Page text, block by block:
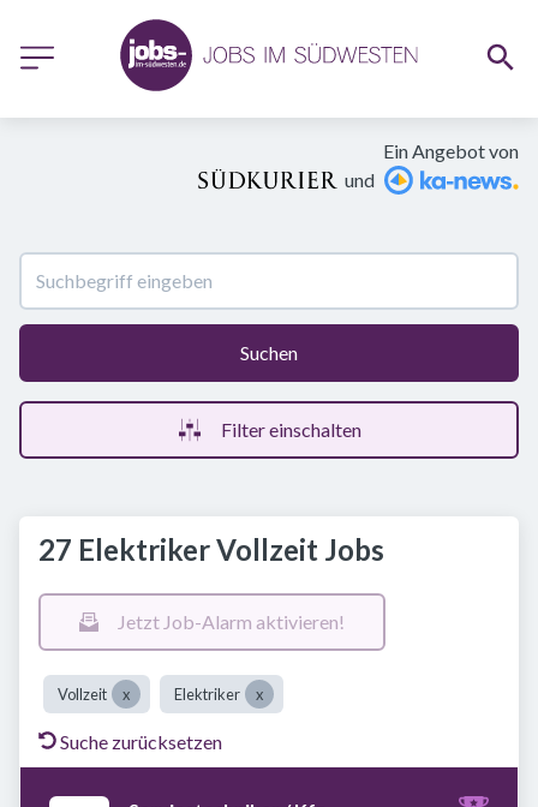
Ein Angebot von
und
Suchen
Filter einschalten
27 Elektriker Vollzeit Jobs
Jetzt Job-Alarm aktivieren!
Vollzeit Elektriker
Suche zurücksetzen